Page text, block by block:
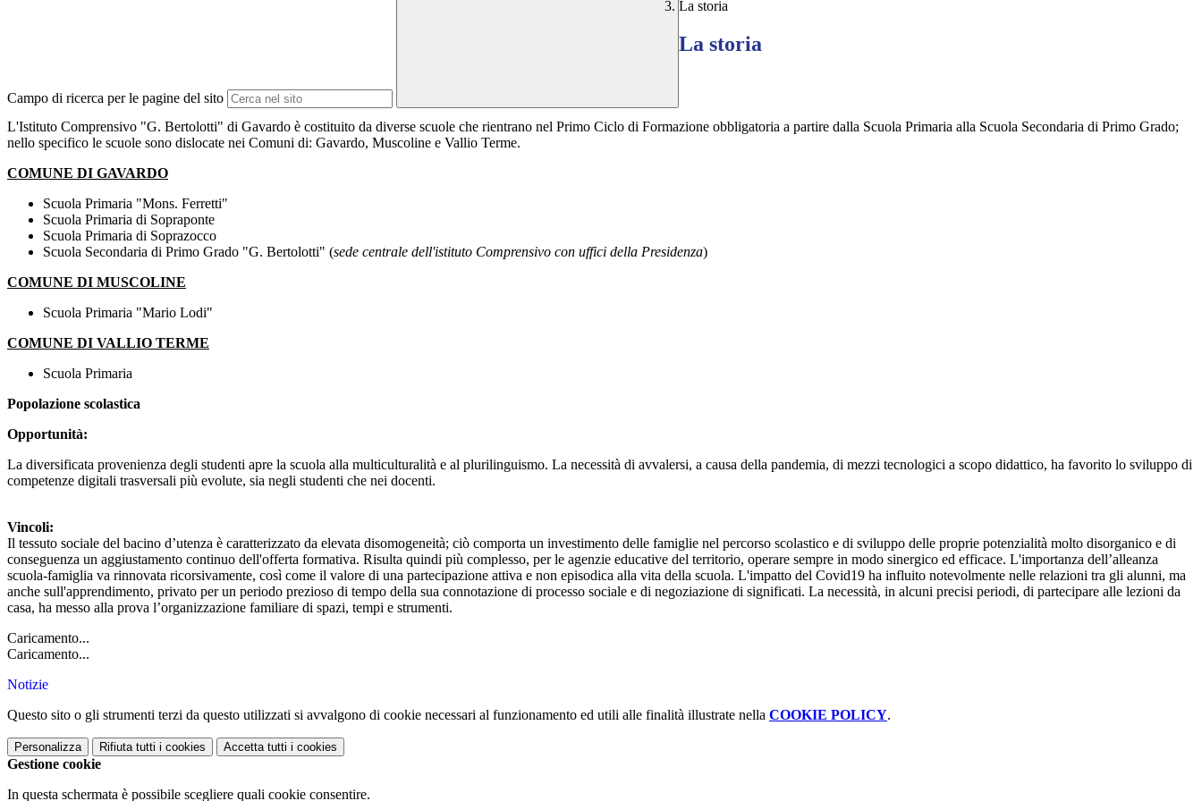
Campo di ricerca per le pagine del sito
La storia
La storia
L'Istituto Comprensivo "G. Bertolotti" di Gavardo è costituito da diverse scuole che rientrano nel Primo Ciclo di Formazione obbligatoria a partire dalla Scuola Primaria alla Scuola Secondaria di Primo Grado;
nello specifico le scuole sono dislocate nei Comuni di: Gavardo, Muscoline e Vallio Terme.
COMUNE DI GAVARDO
Scuola Primaria "Mons. Ferretti"
Scuola Primaria di Sopraponte
Scuola Primaria di Soprazocco
Scuola Secondaria di Primo Grado "G. Bertolotti" (sede centrale dell'istituto Comprensivo con uffici della Presidenza)
COMUNE DI MUSCOLINE
Scuola Primaria "Mario Lodi"
COMUNE DI VALLIO TERME
Scuola Primaria
Popolazione scolastica
Opportunità:
La diversificata provenienza degli studenti apre la scuola alla multiculturalità e al plurilinguismo. La necessità di avvalersi, a causa della pandemia, di mezzi tecnologici a scopo didattico, ha favorito lo sviluppo di
competenze digitali trasversali più evolute, sia negli studenti che nei docenti.
Vincoli:
Il tessuto sociale del bacino d’utenza è caratterizzato da elevata disomogeneità; ciò comporta un investimento delle famiglie nel percorso scolastico e di sviluppo delle proprie potenzialità molto disorganico e di
conseguenza un aggiustamento continuo dell'offerta formativa. Risulta quindi più complesso, per le agenzie educative del territorio, operare sempre in modo sinergico ed efficace. L'importanza dell’alleanza
scuola-famiglia va rinnovata ricorsivamente, così come il valore di una partecipazione attiva e non episodica alla vita della scuola. L'impatto del Covid19 ha influito notevolmente nelle relazioni tra gli alunni, ma
anche sull'apprendimento, privato per un periodo prezioso di tempo della sua connotazione di processo sociale e di negoziazione di significati. La necessità, in alcuni precisi periodi, di partecipare alle lezioni da
casa, ha messo alla prova l’organizzazione familiare di spazi, tempi e strumenti.
Caricamento...
Caricamento...
Notizie
Questo sito o gli strumenti terzi da questo utilizzati si avvalgono di cookie necessari al funzionamento ed utili alle finalità illustrate nella COOKIE POLICY.
Personalizza Rifiuta tutti i cookies Accetta tutti i cookies
Gestione cookie
In questa schermata è possibile scegliere quali cookie consentire.